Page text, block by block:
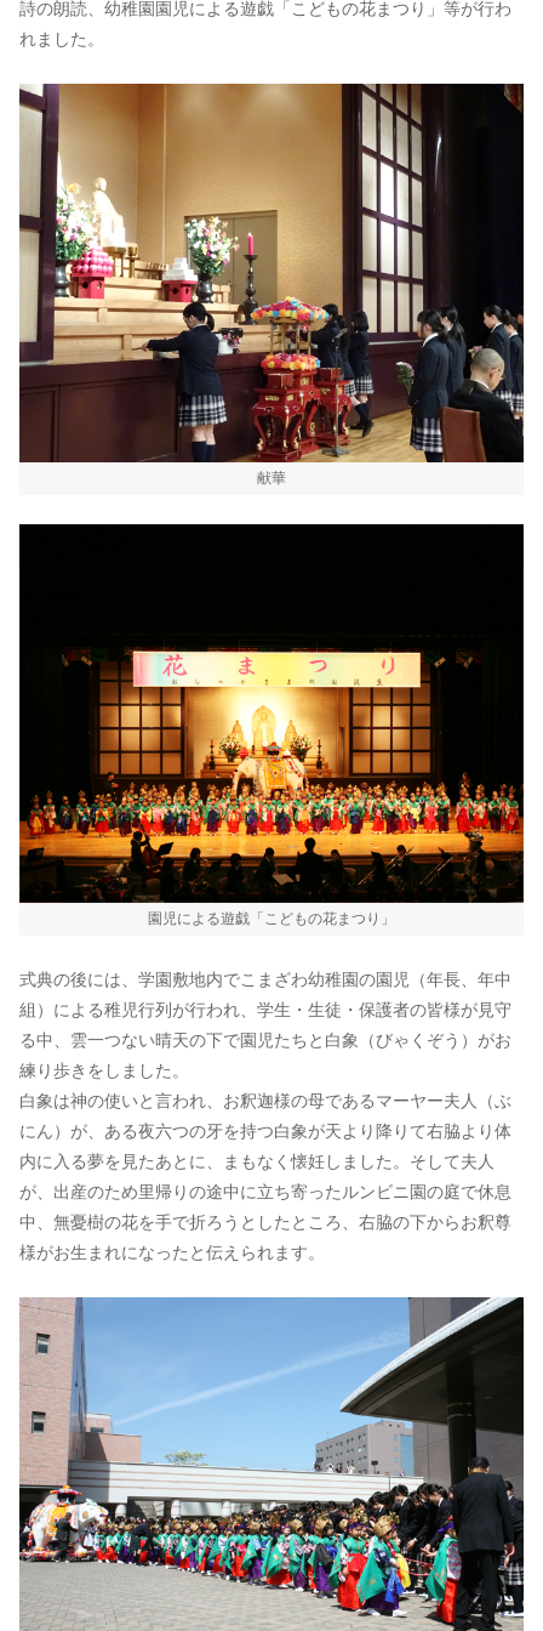
詩の朗読、幼稚園園児による遊戯「こどもの花まつり」等が行わ
れました。
献華
園児による遊戯「こどもの花まつり」
式典の後には、学園敷地内でこまざわ幼稚園の園児（年長、年中
組）による稚児行列が行われ、学生・生徒・保護者の皆様が見守
る中、雲一つない晴天の下で園児たちと白象（びゃくぞう）がお
練り歩きをしました。
白象は神の使いと言われ、お釈迦様の母であるマーヤー夫人（ぶ
にん）が、ある夜六つの牙を持つ白象が天より降りて右脇より体
内に入る夢を見たあとに、まもなく懐妊しました。そして夫人
が、出産のため里帰りの途中に立ち寄ったルンビニ園の庭で休息
中、無憂樹の花を手で折ろうとしたところ、右脇の下からお釈尊
様がお生まれになったと伝えられます。